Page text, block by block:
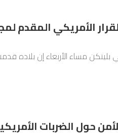
الأمريكي المقدم
بلينكن مساء الأربعاء إن
حول الضربات